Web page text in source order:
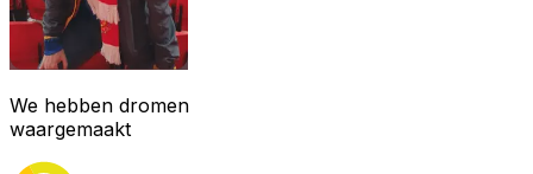
We hebben dromen
waargemaakt